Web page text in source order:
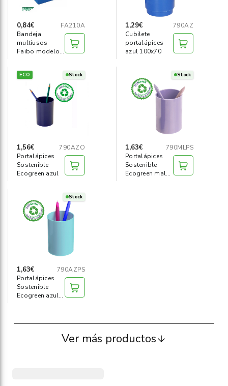
0,84€
FA210A
Bandeja
multiusos
Faibo modelo
1,29€
790AZ
Cubilete
portalápices
azul 100x70
ECO Stock
1,56€
790AZO
Portalápices
Sostenible
Ecogreen azul
Stock
1,63€
790MLPS
Portalápices
Sostenible
Ecogreen malva
Stock
1,63€
790AZPS
Portalápices
Sostenible
Ecogreen azul
Ver más productos